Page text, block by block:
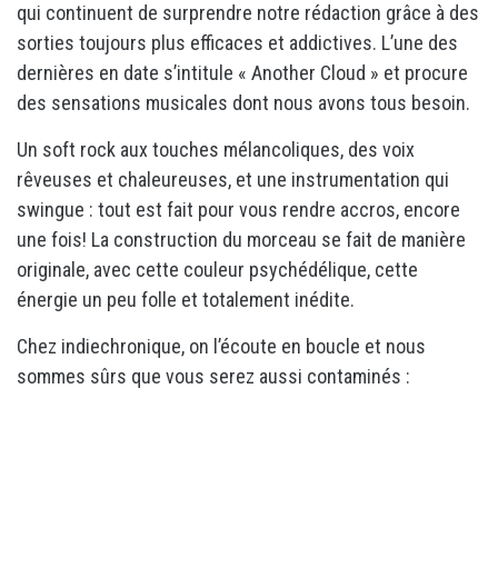
qui continuent de surprendre notre rédaction grâce à des
sorties toujours plus efficaces et addictives. L’une des
dernières en date s’intitule « Another Cloud » et procure
des sensations musicales dont nous avons tous besoin.
Un soft rock aux touches mélancoliques, des voix
rêveuses et chaleureuses, et une instrumentation qui
swingue : tout est fait pour vous rendre accros, encore
une fois! La construction du morceau se fait de manière
originale, avec cette couleur psychédélique, cette
énergie un peu folle et totalement inédite.
Chez indiechronique, on l’écoute en boucle et nous
sommes sûrs que vous serez aussi contaminés :